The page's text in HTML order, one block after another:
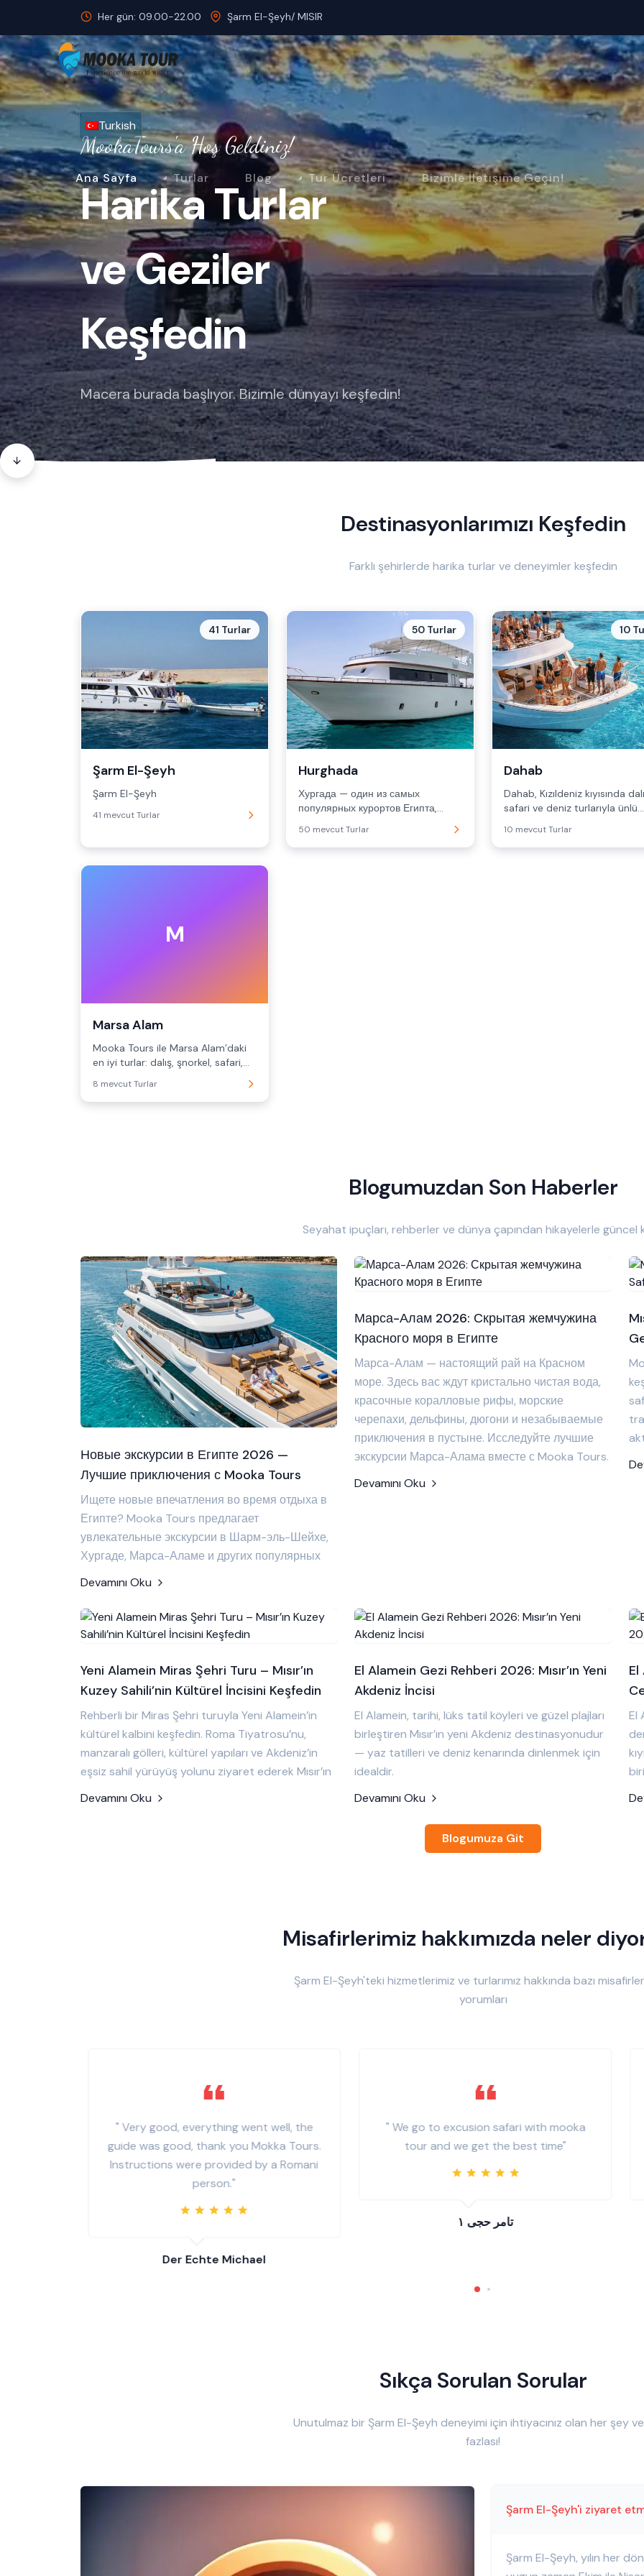
Her gün: 09.00-22.00 Şarm El-Şeyh/ MISIR
Turkish
Ana Sayfa Turlar Blog Tur Ücretleri Bizimle İletişime Geçin!
MookaTours'a Hoş Geldiniz!
Harika Turlar
ve Geziler
Keşfedin
Macera burada başlıyor. Bizimle dünyayı keşfedin!
Destinasyonlarımızı Keşfedin
Farklı şehirlerde harika turlar ve deneyimler keşfedin
41 Turlar
Şarm El-Şeyh
Şarm El-Şeyh
41 mevcut Turlar
50 Turlar
Hurghada
Хургада — один из самых
популярных курортов Египта,
расположенный на побережье К...
50 mevcut Turlar
10
Dahab
Dahab, Kızıldeniz kıyısında
safari ve deniz turlarıyla ünlü
10 mevcut Turlar
M
Marsa Alam
Mooka Tours ile Marsa Alam’daki
en iyi turlar: dalış, şnorkel, safari,
8 mevcut Turlar
Blogumuzdan Son Haberler
Seyahat ipuçları, rehberler ve dünya çapından hikayelerle güncel
Новые экскурсии в Египте 2026 —
Лучшие приключения с Mooka Tours
Ищете новые впечатления во время отдыха в
Египте? Mooka Tours предлагает
увлекательные экскурсии в Шарм-эль-Шейхе,
Хургаде, Марса-Аламе и других популярных
Devamını Oku
Марса-Алам 2026: Скрытая жемчужина
Красного моря в Египте
Марса-Алам — настоящий рай на Красном
море. Здесь вас ждут кристально чистая вода,
красочные коралловые рифы, морские
черепахи, дельфины, дюгони и незабываемые
приключения в пустыне. Исследуйте лучшие
экскурсии Марса-Алама вместе с Mooka Tours.
Devamını Oku
Yeni Alamein Miras Şehri Turu – Mısır’ın
Kuzey Sahili’nin Kültürel İncisini Keşfedin
Rehberli bir Miras Şehri turuyla Yeni Alamein’in
kültürel kalbini keşfedin. Roma Tiyatrosu’nu,
manzaralı gölleri, kültürel yapıları ve Akdeniz’in
eşsiz sahil yürüyüş yolunu ziyaret ederek Mısır’ın
Devamını Oku
El Alamein Gezi Rehberi 2026: Mısır’ın Yeni
Akdeniz İncisi
El Alamein, tarihi, lüks tatil köyleri ve güzel plajları
birleştiren Mısır’ın yeni Akdeniz destinasyonudur
— yaz tatilleri ve deniz kenarında dinlenmek için
idealdir.
Devamını Oku
El
El
Blogumuza Git
Misafirlerimiz hakkımızda neler
Şarm El-Şeyh'teki hizmetlerimiz ve turlarımız hakkında bazı
yorumları
" Very good, everything went well, the
guide was good, thank you Mokka Tours.
Instructions were provided by a Romani
person."
Der Echte Michael
" We go to excusion safari with mooka
tour and we get the best time"
تامر حجى ١
Sıkça Sorulan Sorular
Unutulmaz bir Şarm El-Şeyh deneyimi için ihtiyacınız olan her şey
fazlası!
Şarm El-Şeyh'i ziyaret
Şarm El-Şeyh, yılın her